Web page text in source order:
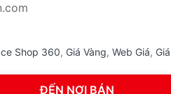
ĐẾN NƠI BÁN
Shop 360, Giá Vàng, Web Giá, Giá